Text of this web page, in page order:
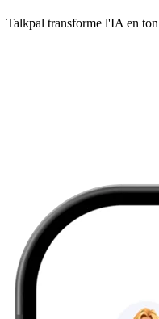
Talkpal transforme l'IA en